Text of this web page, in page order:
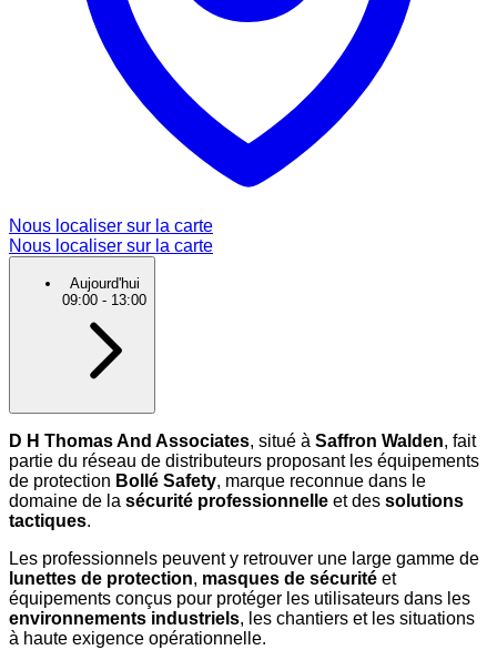
Nous localiser sur la carte
Nous localiser sur la carte
Aujourd'hui
09:00 - 13:00
D H Thomas And Associates, situé à Saffron Walden, fait
partie du réseau de distributeurs proposant les équipements
de protection Bollé Safety, marque reconnue dans le
domaine de la sécurité professionnelle et des solutions
tactiques.
Les professionnels peuvent y retrouver une large gamme de
lunettes de protection, masques de sécurité et
équipements conçus pour protéger les utilisateurs dans les
environnements industriels, les chantiers et les situations
à haute exigence opérationnelle.